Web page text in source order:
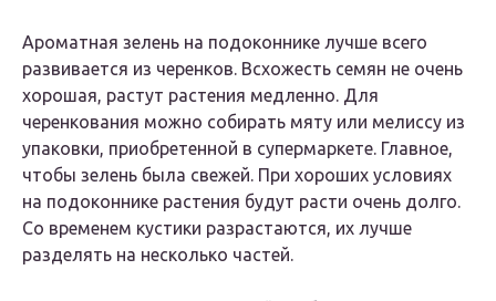
Ароматная зелень на подоконнике лучше всего
развивается из черенков. Всхожесть семян не очень
хорошая, растут растения медленно. Для
черенкования можно собирать мяту или мелиссу из
упаковки, приобретенной в супермаркете. Главное,
чтобы зелень была свежей. При хороших условиях
на подоконнике растения будут расти очень долго.
Со временем кустики разрастаются, их лучше
разделять на несколько частей.